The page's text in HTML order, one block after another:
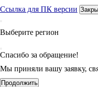
Ссылка для ПК версии
Выберите регион
Спасибо за обращение!
Мы приняли вашу заявку,
Продолжить